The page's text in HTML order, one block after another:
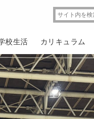
校生活 カリキュラム